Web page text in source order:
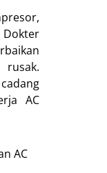
Dokter
rusak.
AC
AC